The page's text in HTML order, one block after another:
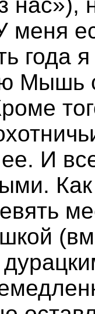
нас»),
меня
года
Мышь
И